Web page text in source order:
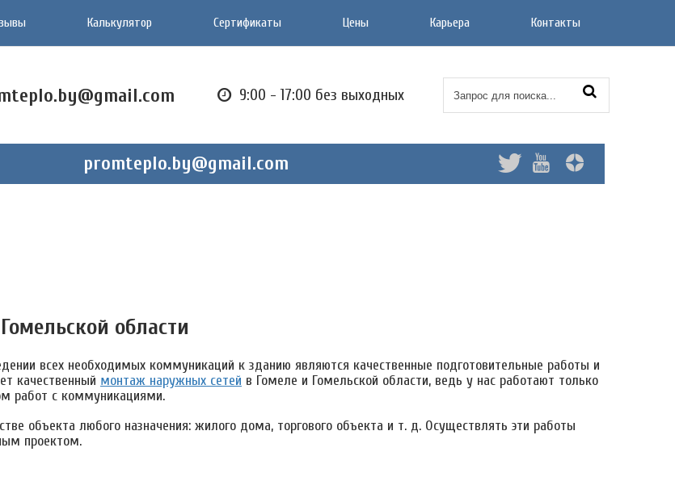
Калькулятор Сертификаты Цены Карьера Контакты
9:00 - 17:00 без выходных
promteplo.by@gmail.com
области
всех необходимых коммуникаций к зданию являются качественные подготовительные работы и
качественный монтаж наружных сетей в Гомеле и Гомельской области, ведь у нас работают только
работ с коммуникациями.
объекта любого назначения: жилого дома, торгового объекта и т. д. Осуществлять эти работы
проектом.